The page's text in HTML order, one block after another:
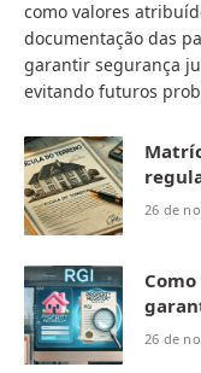
como valores
documentação das
garantir segurança
evitando futuros
26 de
26 de